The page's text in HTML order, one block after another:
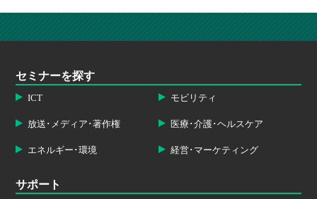
セミナーを探す
ICT モビリティ
放送･メディア･著作権 医療･介護･ヘルスケア
エネルギー･環境 経営･マーケティング
サポート